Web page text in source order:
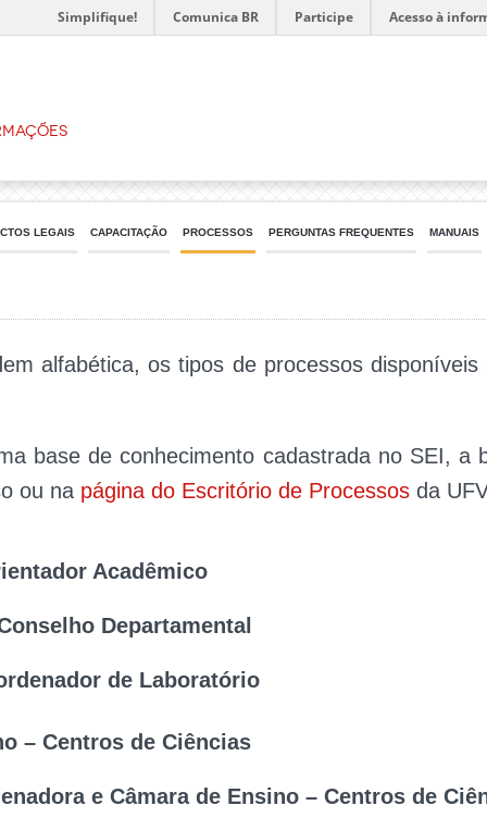
Simplifique! Comunica BR Participe Acesso à
LEGAIS CAPACITAÇÃO PROCESSOS PERGUNTAS FREQUENTES MANUAIS
alfabética, os tipos de processos
base de conhecimento cadastrada no SEI, a
ou na página do Escritório de Processos da
Acadêmico
acadêmica dos alunos.
Departamental
de Classe no Conselho Departamental.
de Laboratório
para laboratórios da UFV.
– Centros de Ciências
nomear coordenadores e membros das
e Câmara de Ensino – Centros de